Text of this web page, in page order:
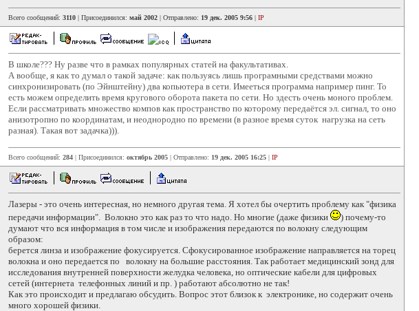
Всего сообщений: 3110 | Присоединился: май 2002 | Отправлено: 19 дек. 2005 9:56 | IP
В школе??? Ну разве что в рамках популярных статей на факультативах.
А вообще, я как то думал о такой задаче: как пользуясь лишь програмными средствами можно
синхронизировать (по Эйнштейну) два копьютера в сети. Имееться программа например пинг. То
есть можем определить время кругового оборота пакета по сети. Но здесть очень моного проблем.
Если рассматривать множество компов как пространство по которому передаётся эл. сигнал, то оно
анизотропно по координатам, и неоднородно по времени (в разное время суток нагрузка на сеть
разная). Такая вот задачка))).
Всего сообщений: 284 | Присоединился: октябрь 2005 | Отправлено: 19 дек. 2005 16:25 | IP
Лазеры - это очень интересная, но немного другая тема. Я хотел бы очертить проблему как "физика
передачи информации". Волокно это как раз то что надо. Но многие (даже физики
) почему-то
думают что вся информация в том числе и изображения передаются по волокну следующим
образом:
берется линза и изображение фокусируется. Сфокусированное изображение направляется на торец
волокна и оно передается по волокну на большие расстояния. Так работает медицинский зонд для
исследования внутренней поверхности желудка человека, но оптические кабели для цифровых
сетей (интернета телефонных линий и пр. ) работают абсолютно не так!
Как это происходит и предлагаю обсудить. Вопрос этот близок к электронике, но содержит очень
много хорошей физики.